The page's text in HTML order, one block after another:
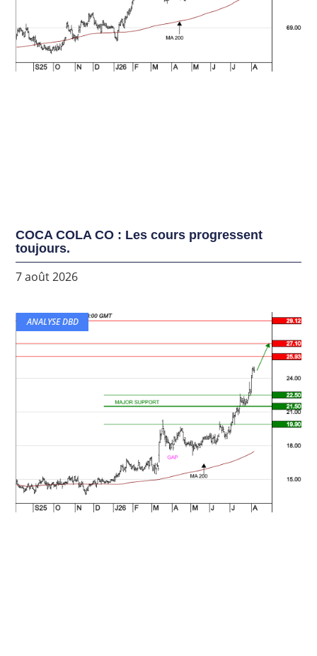
COCA COLA CO : Les cours progressent
toujours.
7 août 2026
ANALYSE DBD